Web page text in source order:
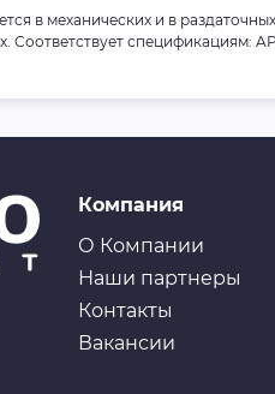
в механических и в
Соответствует спецификациям:
Компания
О Компании
Наши партнеры
Контакты
Вакансии